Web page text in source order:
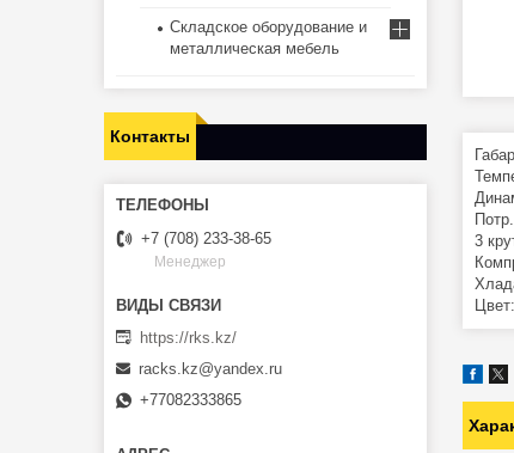
3
Складское оборудование и
металлическая мебель
Контакты
+7 (708) 233-38-65
Менеджер
https://rks.kz/
racks.kz@yandex.ru
+77082333865